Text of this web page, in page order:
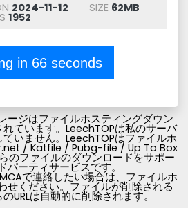
2024-11-12 SIZE 62MB
1952
in 66seconds
ージはファイルホスティングダウン
ています。LeechTOPは私のサーバ
いません。LeechTOPはファイルホ
/ Katfile / Pubg-file / Up To Box
のファイルのダウンロードをサポー
パーティサービスです。
で連絡したい場合は、ファイルホ
せください。ファイルが削除される
URLは自動的に削除されます。